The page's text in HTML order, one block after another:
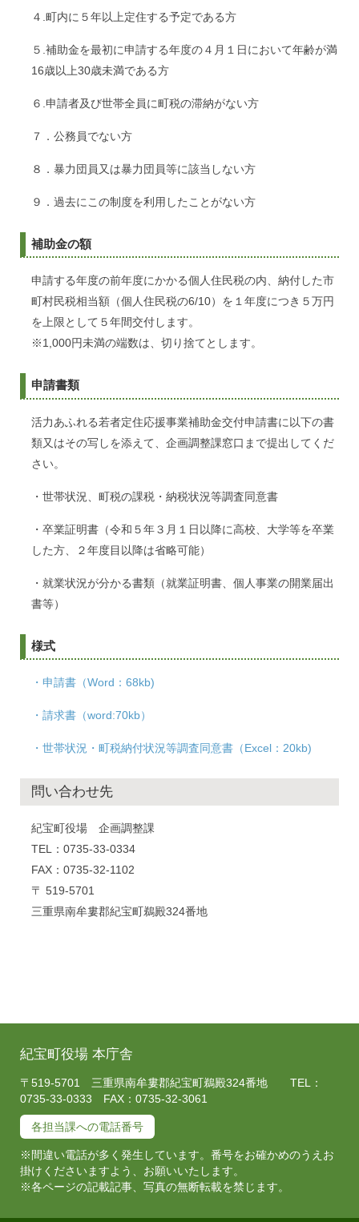
４.町内に５年以上定住する予定である方
５.補助金を最初に申請する年度の４月１日において年齢が満
16歳以上30歳未満である方
６.申請者及び世帯全員に町税の滞納がない方
７．公務員でない方
８．暴力団員又は暴力団員等に該当しない方
９．過去にこの制度を利用したことがない方
補助金の額
申請する年度の前年度にかかる個人住民税の内、納付した市
町村民税相当額（個人住民税の6/10）を１年度につき５万円
を上限として５年間交付します。
※1,000円未満の端数は、切り捨てとします。
申請書類
活力あふれる若者定住応援事業補助金交付申請書に以下の書
類又はその写しを添えて、企画調整課窓口まで提出してくだ
さい。
・世帯状況、町税の課税・納税状況等調査同意書
・卒業証明書（令和５年３月１日以降に高校、大学等を卒業
した方、２年度目以降は省略可能）
・就業状況が分かる書類（就業証明書、個人事業の開業届出
書等）
様式
・申請書（Word：68kb)
・請求書（word:70kb）
・世帯状況・町税納付状況等調査同意書（Excel：20kb)
問い合わせ先
紀宝町役場 企画調整課
TEL：0735-33-0334
FAX：0735-32-1102
〒 519-5701
三重県南牟婁郡紀宝町鵜殿324番地
紀宝町役場 本庁舎
〒519-5701 三重県南牟婁郡紀宝町鵜殿324番地 TEL：
0735-33-0333 FAX：0735-32-3061
各担当課への電話番号
※間違い電話が多く発生しています。番号をお確かめのうえお
掛けくださいますよう、お願いいたします。
※各ページの記載記事、写真の無断転載を禁じます。